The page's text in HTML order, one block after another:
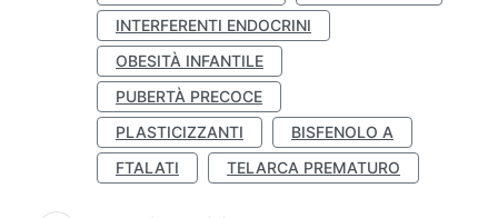
INTERFERENTI ENDOCRINI
OBESITÀ INFANTILE
PUBERTÀ PRECOCE
PLASTICIZZANTI
BISFENOLO A
FTALATI
TELARCA PREMATURO